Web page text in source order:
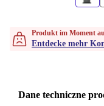
Produkt im Moment
Entdecke mehr
Dane techniczne